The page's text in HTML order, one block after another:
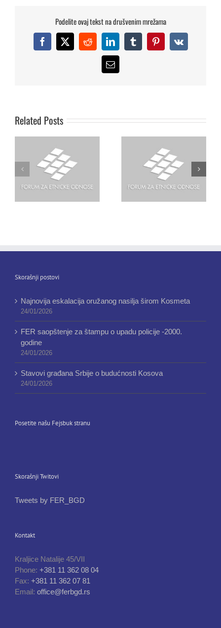
Podelite ovaj tekst na drušvenim mrežama
Facebook
X RedditLinkedInTumblrPinterest
Vk
Email
Related Posts
demokratskih institucija
Ambasadorom OEBS-a za
Skorašnji postovi
Najnovija eskalacija oružanog nasilja širom Kosmeta
24/01/2026
FER saopštenje za štampu o upadu policije -2000.
godine
24/01/2026
Stavovi građana Srbije o budućnosti Kosova
24/01/2026
Posetite našu Fejsbuk stranu
Skorašnji Twitovi
Tweets by FER_BGD
Kontakt
Kraljice Natalije 45/VII
Phone: +381 11 362 08 04
Fax: +381 11 362 07 81
Email: office@ferbgd.rs